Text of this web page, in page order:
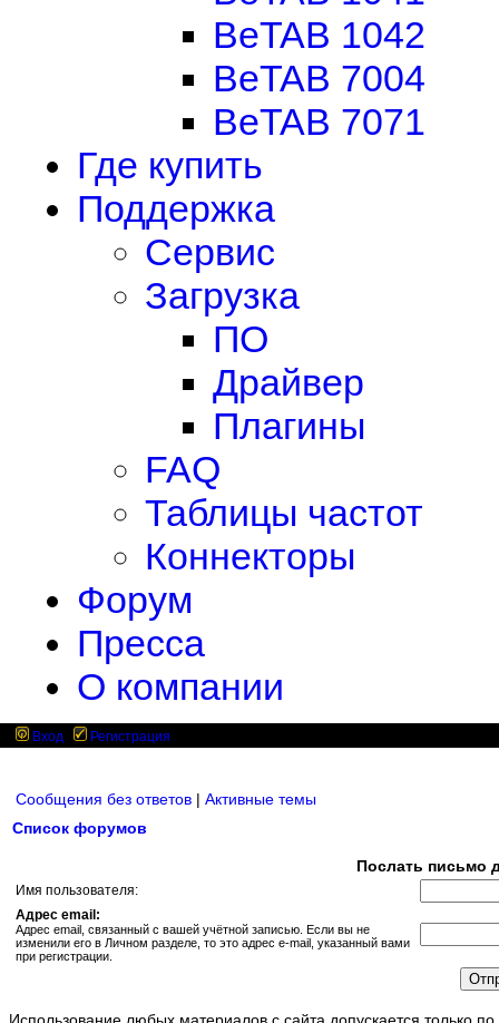
BeTAB 1042
BeTAB 7004
BeTAB 7071
Где купить
Поддержка
Сервис
Загрузка
ПО
Драйвер
Плагины
FAQ
Таблицы частот
Коннекторы
Форум
Пресса
О компании
Вход Регистрация
Сообщения без ответов | Активные темы
Список форумов
Послать письмо
Имя пользователя:
Адрес email:
Адрес email, связанный с вашей учётной записью. Если вы не
изменили его в Личном разделе, то это адрес e-mail, указанный вами
при регистрации.